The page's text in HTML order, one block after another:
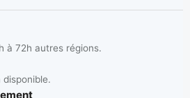
à 72h autres régions.
disponible.